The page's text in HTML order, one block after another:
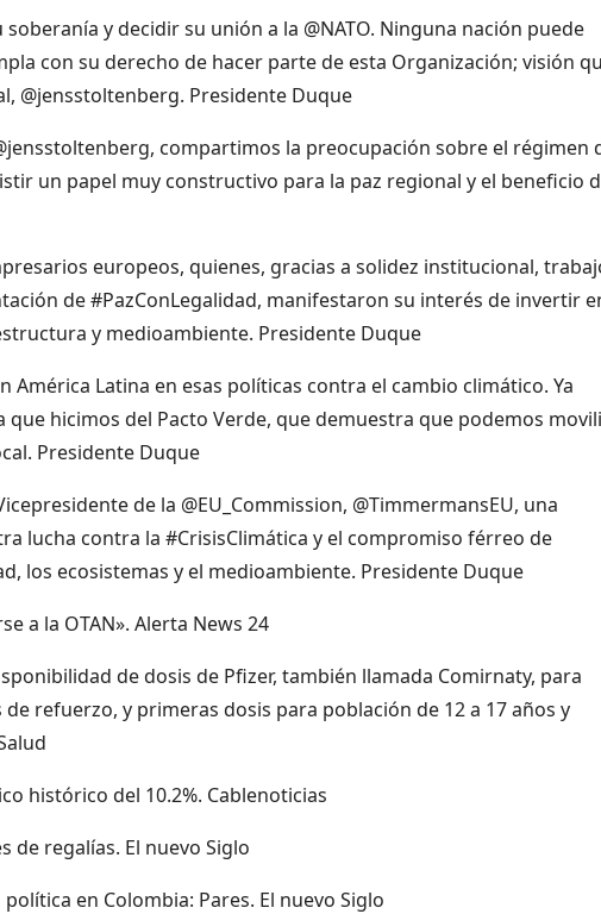
y decidir su unión a la @NATO. Ninguna nación puede
con su derecho de hacer parte de esta Organización; visión
@jensstoltenberg. Presidente Duque
compartimos la preocupación sobre el régimen
un papel muy constructivo para la paz regional y el beneficio
europeos, quienes, gracias a solidez institucional,
de #PazConLegalidad, manifestaron su interés de invertir
y medioambiente. Presidente Duque
Latina en esas políticas contra el cambio climático. Ya
hicimos del Pacto Verde, que demuestra que podemos
Presidente Duque
de la @EU_Commission, @TimmermansEU, una
lucha contra la #CrisisClimática y el compromiso férreo de
los ecosistemas y el medioambiente. Presidente Duque
a la OTAN». Alerta News 24
de dosis de Pfizer, también llamada Comirnaty, para
refuerzo, y primeras dosis para población de 12 a 17 años y
histórico del 10.2%. Cablenoticias
de regalías. El nuevo Siglo
en Colombia: Pares. El nuevo Siglo